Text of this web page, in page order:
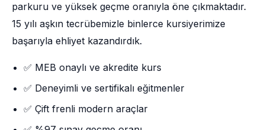
parkuru ve yüksek geçme oranıyla öne çıkmaktadır.
15 yılı aşkın tecrübemizle binlerce kursiyerimize
başarıyla ehliyet kazandırdık.
✅ MEB onaylı ve akredite kurs
✅ Deneyimli ve sertifikalı eğitmenler
✅ Çift frenli modern araçlar